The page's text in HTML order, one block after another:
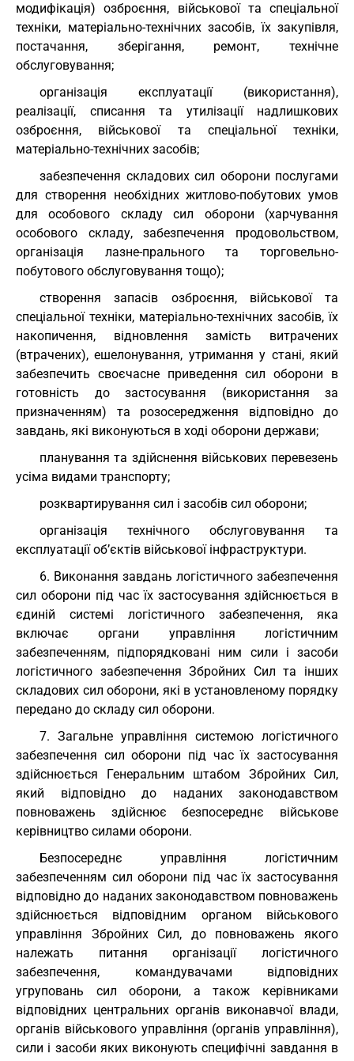
модифікація) озброєння, військової та спеціальної
техніки, матеріально-технічних засобів, їх закупівля,
постачання, зберігання, ремонт, технічне
обслуговування;
організація експлуатації (використання),
реалізації, списання та утилізації надлишкових
озброєння, військової та спеціальної техніки,
матеріально-технічних засобів;
забезпечення складових сил оборони послугами
для створення необхідних житлово-побутових умов
для особового складу сил оборони (харчування
особового складу, забезпечення продовольством,
організація лазне-прального та торговельно-
побутового обслуговування тощо);
створення запасів озброєння, військової та
спеціальної техніки, матеріально-технічних засобів, їх
накопичення, відновлення замість витрачених
(втрачених), ешелонування, утримання у стані, який
забезпечить своєчасне приведення сил оборони в
готовність до застосування (використання за
призначенням) та розосередження відповідно до
завдань, які виконуються в ході оборони держави;
планування та здійснення військових перевезень
усіма видами транспорту;
розквартирування сил і засобів сил оборони;
організація технічного обслуговування та
експлуатації об’єктів військової інфраструктури.
6. Виконання завдань логістичного забезпечення
сил оборони під час їх застосування здійснюється в
єдиній системі логістичного забезпечення, яка
включає органи управління логістичним
забезпеченням, підпорядковані ним сили і засоби
логістичного забезпечення Збройних Сил та інших
складових сил оборони, які в установленому порядку
передано до складу сил оборони.
7. Загальне управління системою логістичного
забезпечення сил оборони під час їх застосування
здійснюється Генеральним штабом Збройних Сил,
який відповідно до наданих законодавством
повноважень здійснює безпосереднє військове
керівництво силами оборони.
Безпосереднє управління логістичним
забезпеченням сил оборони під час їх застосування
відповідно до наданих законодавством повноважень
здійснюється відповідним органом військового
управління Збройних Сил, до повноважень якого
належать питання організації логістичного
забезпечення, командувачами відповідних
угруповань сил оборони, а також керівниками
відповідних центральних органів виконавчої влади,
органів військового управління (органів управління),
сили і засоби яких виконують специфічні завдання в